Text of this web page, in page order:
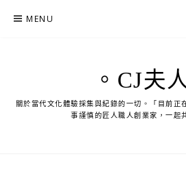
MENU
。CJ夫
關於當代文化體驗採集與紀錄的一切。「目前正
事謹慎的匠人職人創業家，一起